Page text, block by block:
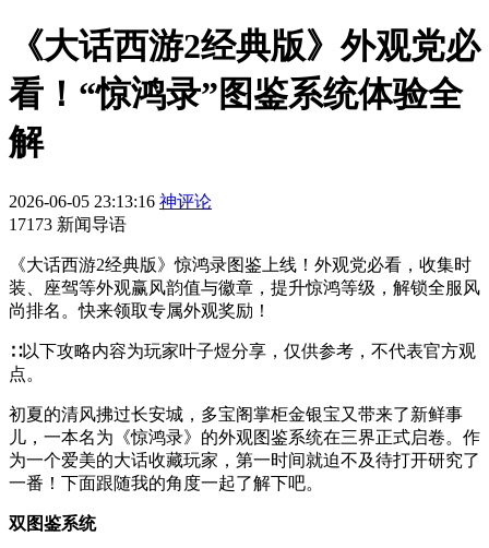
《大话西游2经典版》外观党必
看！“惊鸿录”图鉴系统体验全
解
2026-06-05 23:13:16 神评论
17173 新闻导语
《大话西游2经典版》惊鸿录图鉴上线！外观党必看，收集时
装、座驾等外观赢风韵值与徽章，提升惊鸿等级，解锁全服风
尚排名。快来领取专属外观奖励！
∷以下攻略内容为玩家叶子煜分享，仅供参考，不代表官方观
点。
初夏的清风拂过长安城，多宝阁掌柜金银宝又带来了新鲜事
儿，一本名为《惊鸿录》的外观图鉴系统在三界正式启卷。作
为一个爱美的大话收藏玩家，第一时间就迫不及待打开研究了
一番！下面跟随我的角度一起了解下吧。
双图鉴系统